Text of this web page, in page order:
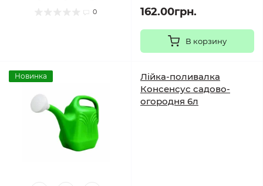
0 162.00грн.
В корзину
Новинка
Лійка-поливалка
Консенсус садово-
огородня 6л